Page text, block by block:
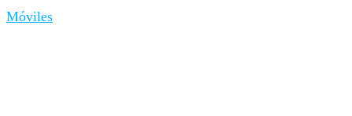
Móviles